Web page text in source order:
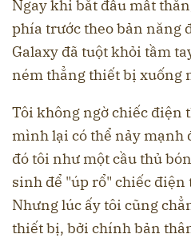
Ngay khi bắt đầu mất
phía trước theo bản năng
Galaxy đã tuột khỏi tầm
ném thẳng thiết bị xuống
Tôi không ngờ chiếc điện
mình lại có thể nảy mạnh
đó tôi như một cầu thủ
sinh để "úp rổ" chiếc điện
Nhưng lúc ấy tôi cũng
thiết bị, bởi chính bản